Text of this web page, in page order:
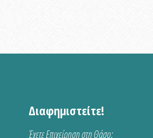
Διαφημιστείτε!
Έχετε Επιχείρηση στη Θάσο;